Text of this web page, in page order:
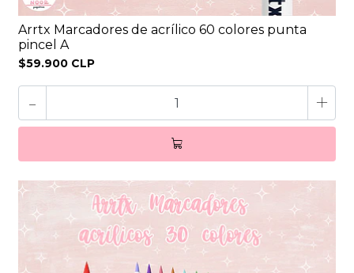
Arrtx Marcadores de acrílico 60 colores punta
pincel A
$59.900 CLP
- +